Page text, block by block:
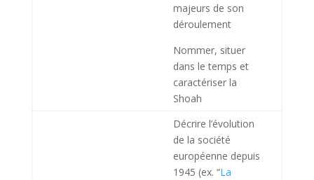
majeurs de son
déroulement
Nommer, situer
dans le temps et
caractériser la
Shoah
Décrire l’évolution
de la société
européenne depuis
1945 (ex. “La